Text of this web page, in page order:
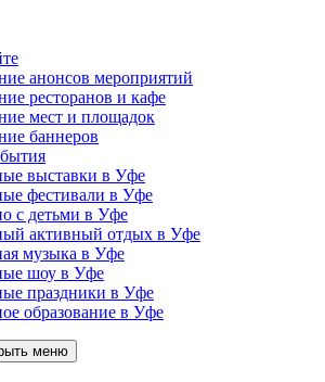
анонсов мероприятий
ресторанов и кафе
мест и площадок
баннеров
выставки в Уфе
фестивали в Уфе
с детьми в Уфе
активный отдых в Уфе
музыка в Уфе
шоу в Уфе
праздники в Уфе
образование в Уфе
меню